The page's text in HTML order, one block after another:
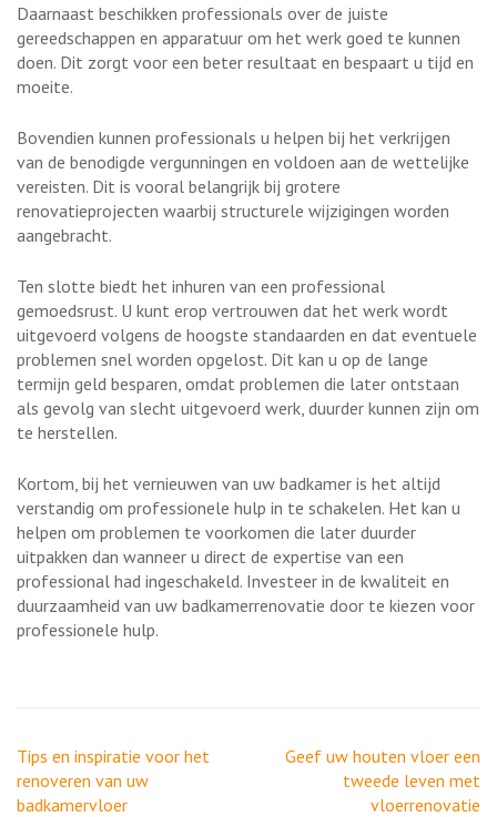
Daarnaast beschikken professionals over de juiste
gereedschappen en apparatuur om het werk goed te kunnen
doen. Dit zorgt voor een beter resultaat en bespaart u tijd en
moeite.
Bovendien kunnen professionals u helpen bij het verkrijgen
van de benodigde vergunningen en voldoen aan de wettelijke
vereisten. Dit is vooral belangrijk bij grotere
renovatieprojecten waarbij structurele wijzigingen worden
aangebracht.
Ten slotte biedt het inhuren van een professional
gemoedsrust. U kunt erop vertrouwen dat het werk wordt
uitgevoerd volgens de hoogste standaarden en dat eventuele
problemen snel worden opgelost. Dit kan u op de lange
termijn geld besparen, omdat problemen die later ontstaan
als gevolg van slecht uitgevoerd werk, duurder kunnen zijn om
te herstellen.
Kortom, bij het vernieuwen van uw badkamer is het altijd
verstandig om professionele hulp in te schakelen. Het kan u
helpen om problemen te voorkomen die later duurder
uitpakken dan wanneer u direct de expertise van een
professional had ingeschakeld. Investeer in de kwaliteit en
duurzaamheid van uw badkamerrenovatie door te kiezen voor
professionele hulp.
Berichtnavigatie
Tips en inspiratie voor het
renoveren van uw
badkamervloer
Geef uw houten vloer een
tweede leven met
vloerrenovatie